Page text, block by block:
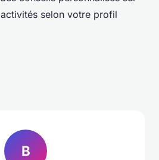
selon votre profil
B